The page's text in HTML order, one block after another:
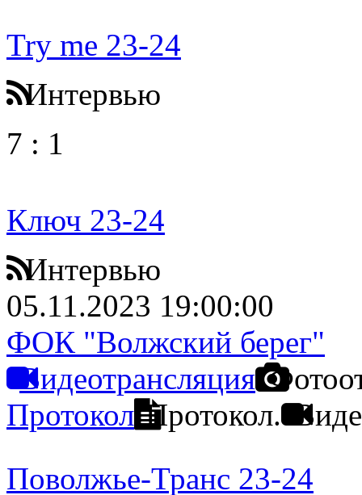
Try me 23-24
Интервью
7 : 1
Ключ 23-24
Интервью
05.11.2023 19:00:00
ФОК "Волжский берег"
Видеотрансляция
Протокол Протокол.
Поволжье-Транс 23-24